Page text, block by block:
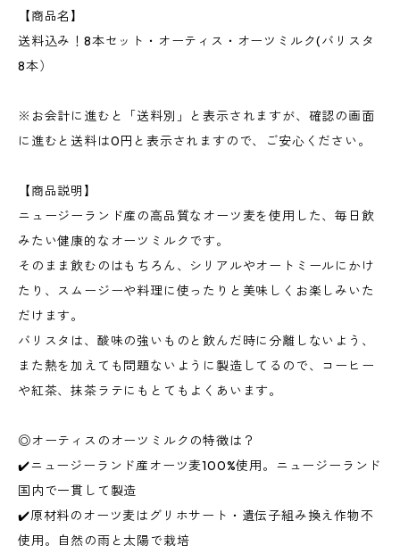
【商品名】
送料込み！8本セット・オーティス・オーツミルク(バリスタ
8本）
※お会計に進むと「送料別」と表示されますが、確認の画面
に進むと送料は0円と表示されますので、ご安心ください。
【商品説明】
ニュージーランド産の高品質なオーツ麦を使用した、毎日飲
みたい健康的なオーツミルクです。
そのまま飲むのはもちろん、シリアルやオートミールにかけ
たり、スムージーや料理に使ったりと美味しくお楽しみいた
だけます。
バリスタは、酸味の強いものと飲んだ時に分離しないよう、
また熱を加えても問題ないように製造してるので、コーヒー
や紅茶、抹茶ラテにもとてもよくあいます。
◎オーティスのオーツミルクの特徴は？
✔️ニュージーランド産オーツ麦100%使用。ニュージーランド
国内で一貫して製造
✔️原材料のオーツ麦はグリホサート・遺伝子組み換え作物不
使用。自然の雨と太陽で栽培